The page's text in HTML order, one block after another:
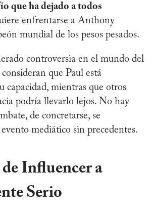
que ha dejado a todos
enfrentarse a Anthony
mundial de los pesos pesados.
controversia en el mundo del
que Paul está
capacidad, mientras que otros
podría llevarlo lejos. No hay
de concretarse, se
mediático sin precedentes.
de Influencer a
Serio